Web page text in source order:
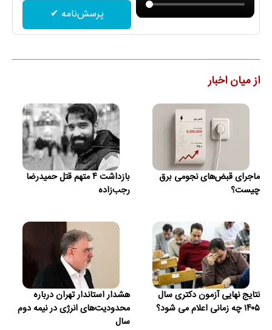
پرسش‌نامه ✔
از میان اخبار
ماجرای قبض‌های نجومی برق
چیست؟
بازداشت ۴ متهم قتل حمیدرضا
رجب‌زاده
نتایج نهایی آزمون دکتری سال
۱۴۰۵ چه زمانی اعلام می شود؟
هشدار استاندار تهران درباره
محدودیت‌های انرژی در نیمه دوم
سال